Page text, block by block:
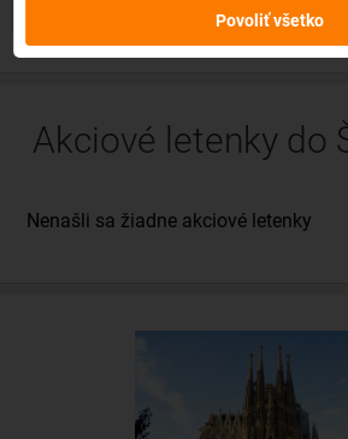
môžete zakúpiť priamo pri procese
Akciové letenky do
Povoliť všetko